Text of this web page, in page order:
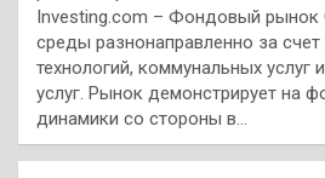
Investing.com – Фондовый рынок
среды разнонаправленно за счет
технологий, коммунальных услуг
услуг. Рынок демонстрирует на
динамики со стороны в…